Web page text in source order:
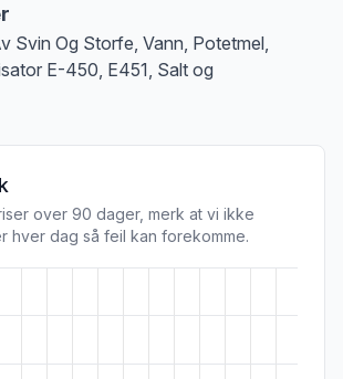
Svin Og Storfe, Vann, Potetmel,
E-450, E451, Salt og
over 90 dager, merk at vi ikke
hver dag så feil kan forekomme.